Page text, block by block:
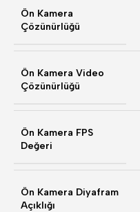
Ön Kamera
Çözünürlüğü
Ön Kamera Video
Çözünürlüğü
Ön Kamera FPS
Değeri
Ön Kamera Diyafram
Açıklığı